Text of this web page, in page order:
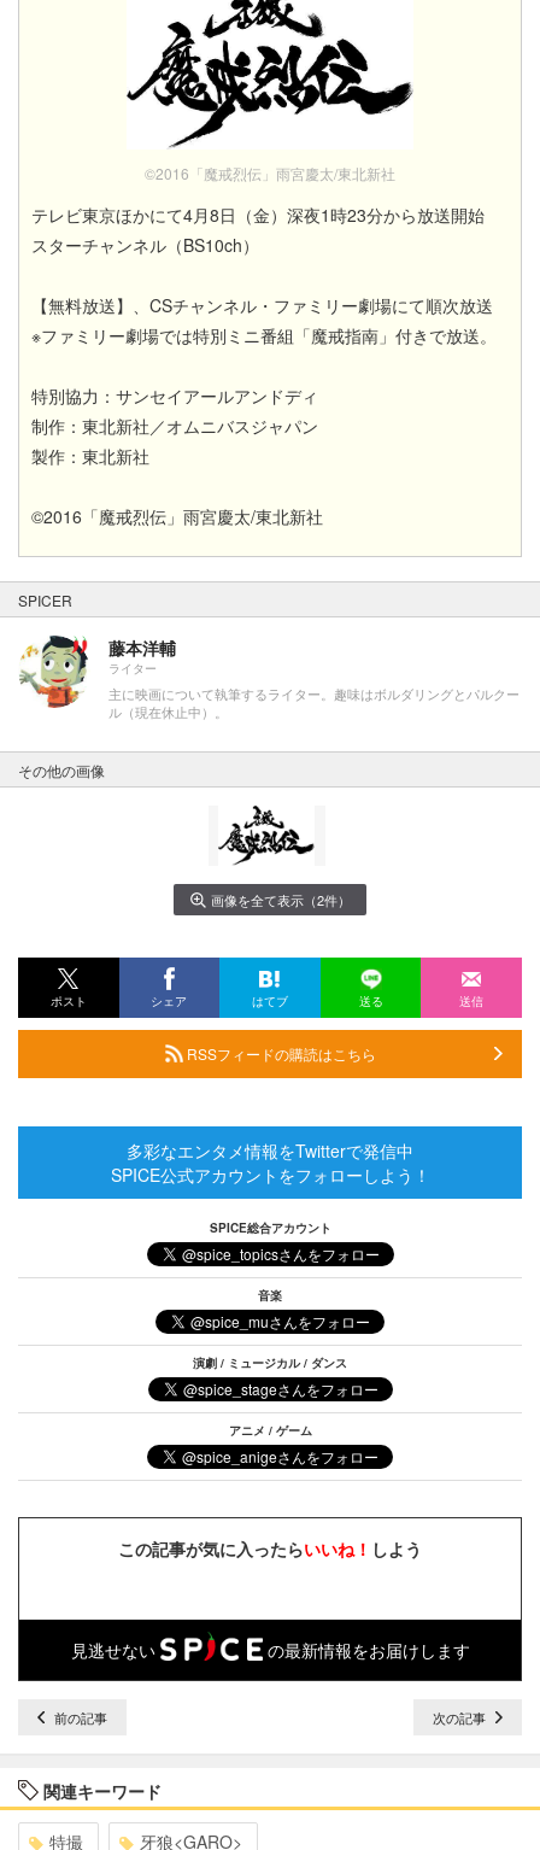
©2016「魔戒烈伝」雨宮慶太/東北新社
テレビ東京ほかにて4月8日（金）深夜1時23分から放送開始
スターチャンネル（BS10ch）
【無料放送】、CSチャンネル・ファミリー劇場にて順次放送
※ファミリー劇場では特別ミニ番組「魔戒指南」付きで放送。
特別協力：サンセイアールアンドディ
制作：東北新社／オムニバスジャパン
製作：東北新社
©2016「魔戒烈伝」雨宮慶太/東北新社
SPICER
藤本洋輔
ライター
主に映画について執筆するライター。趣味はボルダリングとパルクー
ル（現在休止中）。
その他の画像
画像を全て表示（2件）
ポスト シェア はてブ 送る 送信
RSSフィードの購読はこちら
多彩なエンタメ情報をTwitterで発信中
SPICE公式アカウントをフォローしよう！
SPICE総合アカウント
音楽
演劇 / ミュージカル / ダンス
アニメ / ゲーム
この記事が気に入ったらいいね！ しよう
見逃せない の最新情報をお届けします
前の記事 次の記事
関連キーワード
特撮 牙狼<GARO>